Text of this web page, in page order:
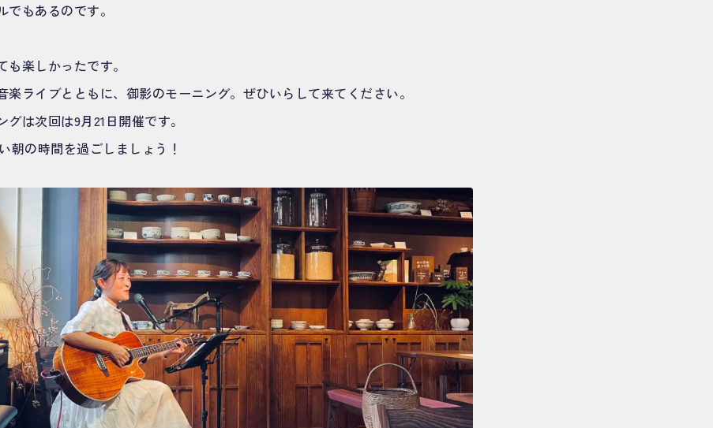
もあるのです。
楽しかったです。
楽ライブとともに、御影のモーニング。ぜひいらして来てください。
は次回は9月21日開催です。
朝の時間を過ごしましょう！